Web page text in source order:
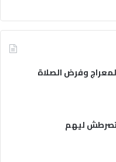
وفرض الصلاة
ليهم